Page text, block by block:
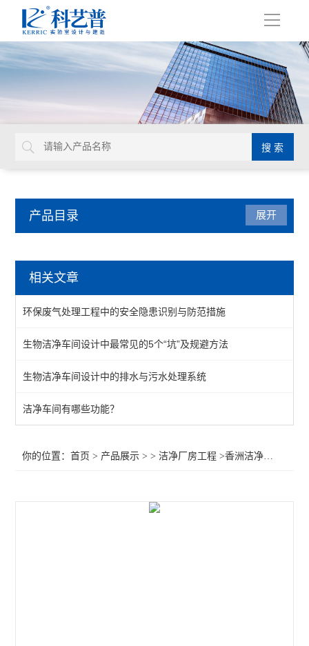
导
产品目录 展开
相关文章
环保废气处理工程中的安全隐患识别与防范措施
生物洁净车间设计中最常见的5个“坑”及规避方法
生物洁净车间设计中的排水与污水处理系统
洁净车间有哪些功能？
你的位置：首页 > 产品展示 > >洁净厂房工程 >香洲洁净工程公司